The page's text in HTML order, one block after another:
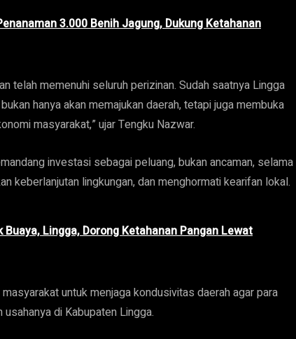
3.000 Benih Jagung, Dukung Ketahanan
telah memenuhi seluruh perizinan. Sudah saatnya Lingga
hanya akan memajukan daerah, tetapi juga membuka
masyarakat,” ujar Tengku Nazwar.
investasi sebagai peluang, bukan ancaman, selama
keberlanjutan lingkungan, dan menghormati kearifan lokal.
Lingga, Dorong Ketahanan Pangan Lewat
untuk menjaga kondusivitas daerah agar para
di Kabupaten Lingga.